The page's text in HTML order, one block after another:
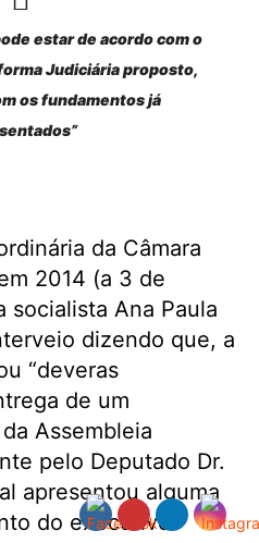
estar de acordo com o
Judiciária proposto,
os fundamentos já
da Câmara
2014 (a 3 de
socialista Ana Paula
dizendo que, a
“deveras
de um
Assembleia
pelo Deputado Dr.
apresentou alguma
do executivo